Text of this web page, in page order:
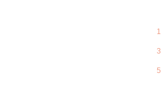
1
3
5